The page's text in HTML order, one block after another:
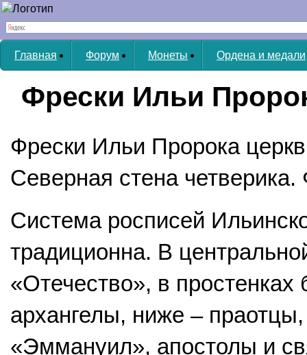
Главная Форум Монеты Ордена и медали
Фрески Ильи
Фрески Ильи Пророка
Северная стена
Система росписей
традиционна. В
«Отечество», в
архангелы, ниже –
«Эммануил», апостолы и